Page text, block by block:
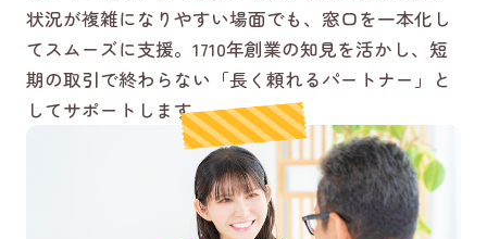
状況が複雑になりやすい場面でも、窓口を一本化し
てスムーズに支援。1710年創業の知見を活かし、短
期の取引で終わらない「長く頼れるパートナー」と
してサポートします。